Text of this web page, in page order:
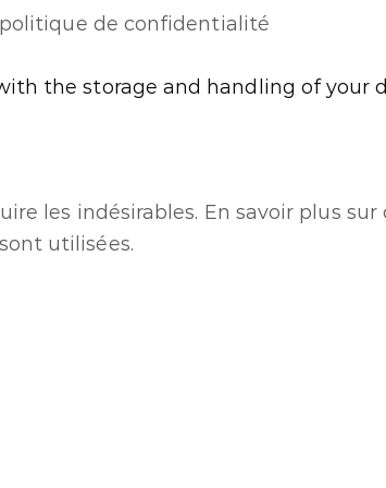
de confidentialité
the storage and handling of your
les indésirables. En savoir plus
utilisées.